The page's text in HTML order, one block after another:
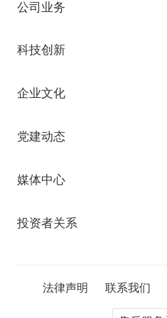
公司业务
科技创新
企业文化
党建动态
媒体中心
投资者关系
法律声明 联系我们